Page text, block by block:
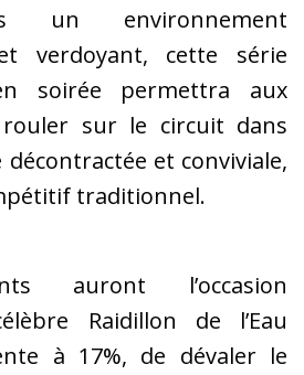
un environnement
verdoyant, cette série
soirée permettra aux
sur le circuit dans
et conviviale,
traditionnel.
auront l’occasion
Raidillon de l’Eau
à 17%, de dévaler le